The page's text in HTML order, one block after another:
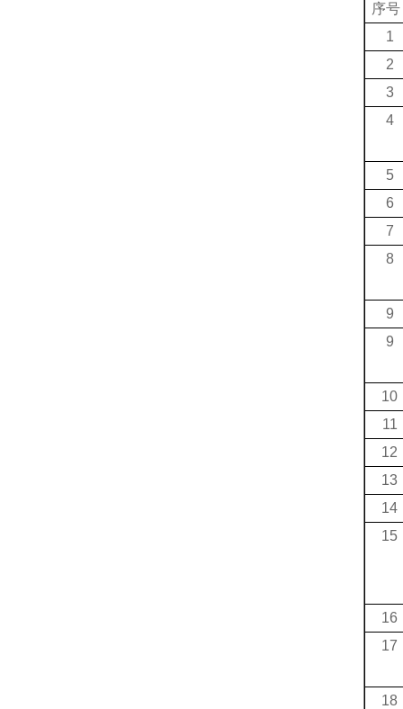
序号
1
2
3
4
5
6
7
8
9
9
10
11
12
13
14
15
16
17
18